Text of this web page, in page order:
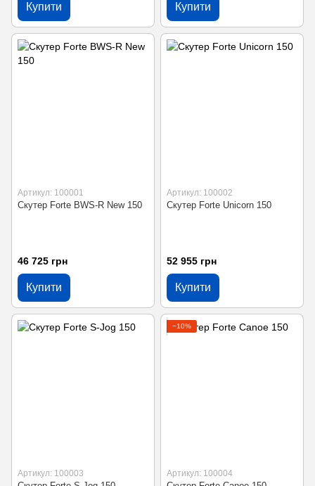
Купити Купити
Артикул: 100001
Скутер Forte BWS-R New 150
46 725 грн
Купити
Артикул: 100002
Скутер Forte Unicorn 150
52 955 грн
Купити
Артикул: 100003
−10%
Артикул: 100004